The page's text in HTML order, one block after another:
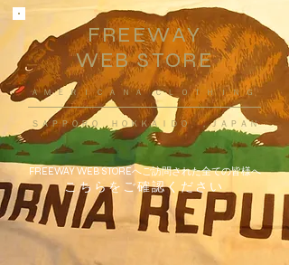
FREEWAY
WEB STORE
​ＡＭＥＲＩＣＡＮＡ ＣＬＯＴＨＩＮＧ
ＳＡＰＰＯＲＯ ＨＯＫＫＡＩＤＯ ，ＪＡＰＡＮ
FREEWAY WEB STOREへご訪問された全ての皆様へ
こちらをご確認ください